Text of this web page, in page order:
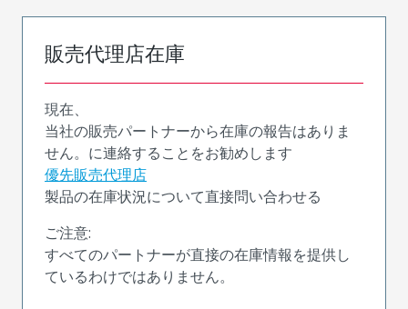
販売代理店在庫
現在、
当社の販売パートナーから在庫の報告はありま
せん。に連絡することをお勧めします
優先販売代理店
製品の在庫状況について直接問い合わせる
ご注意:
すべてのパートナーが直接の在庫情報を提供し
ているわけではありません。